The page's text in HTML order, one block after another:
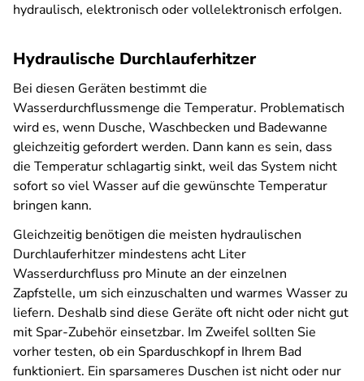
hydraulisch, elektronisch oder vollelektronisch erfolgen.
Hydraulische Durchlauferhitzer
Bei diesen Geräten bestimmt die
Wasserdurchflussmenge die Temperatur. Problematisch
wird es, wenn Dusche, Waschbecken und Badewanne
gleichzeitig gefordert werden. Dann kann es sein, dass
die Temperatur schlagartig sinkt, weil das System nicht
sofort so viel Wasser auf die gewünschte Temperatur
bringen kann.
Gleichzeitig benötigen die meisten hydraulischen
Durchlauferhitzer mindestens acht Liter
Wasserdurchfluss pro Minute an der einzelnen
Zapfstelle, um sich einzuschalten und warmes Wasser zu
liefern. Deshalb sind diese Geräte oft nicht oder nicht gut
mit Spar-Zubehör einsetzbar. Im Zweifel sollten Sie
vorher testen, ob ein Sparduschkopf in Ihrem Bad
funktioniert. Ein sparsameres Duschen ist nicht oder nur